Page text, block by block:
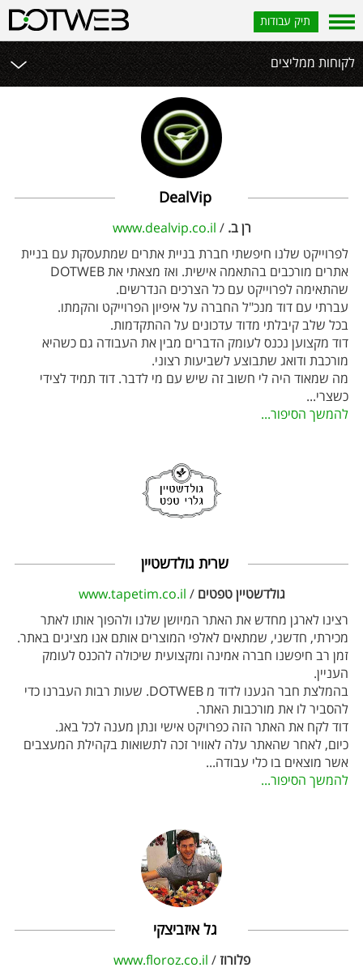
תיק עבודות
לקוחות ממליצים
DealVip
רן ב./
www.dealvip.co.il
לפרוייקט שלנו חיפשתי חברת בניית אתרים שמתעסקת עם בניית
אתרים מורכבים בהתאמה אישית. ואז מצאתי את DOTWEB
שהתאימה לפרוייקט עם כל הצרכים הנדרשים.
עברתי עם דוד מנכ"ל החברה על איפיון הפרוייקט והקמתו.
בכל שלב קיבלתי מדוד עדכונים על ההתקדמות.
דוד מקצוען נכנס לעומק הדברים מבין את העבודה גם כשהיא
מורכבת ודואג שתבוצע לשביעות רצוני.
מה שמאוד היה לי חשוב זה שיש עם מי לדבר. דוד תמיד לצידי
כשצרי...
להמשך הסיפור...
שרית גולדשטיין
גולדשטיין טפטים/
www.tapetim.co.il
רצינו לארגן מחדש את האתר המיושן שלנו ולהפוך אותו לאתר
מכירתי, חדשני, שמתאים לאלפי המוצרים אותם אנו מציגים באתר.
זמן רב חיפשנו חברה אמינה ומקצועית שיכולה להכנס לעומק
העניין.
בהמלצת חבר הגענו לדוד מ DOTWEB. שעות רבות העברנו כדי
להסביר לו את מורכבות האתר.
דוד לקח את האתר הזה כפרויקט אישי ונתן מענה לכל באג.
כיום, לאחר שהאתר עלה לאוויר זכה לתשואות בקהילת המעצבים
אשר מוצאים בו כלי עבודה...
להמשך הסיפור...
גל איזביצקי
פלורוז/
www.floroz.co.il